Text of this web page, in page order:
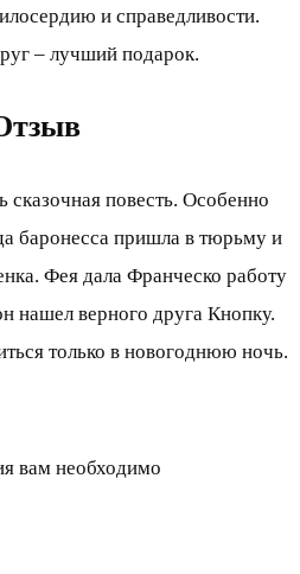
и справедливости.
– лучший подарок.
повесть. Особенно
баронесса пришла в тюрьму и
Фея дала Франческо работу
нашел верного друга Кнопку.
только в новогоднюю ночь.
вам необходимо